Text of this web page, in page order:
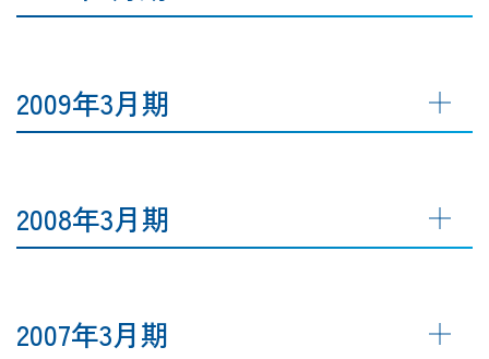
2009年3月期
2008年3月期
2007年3月期